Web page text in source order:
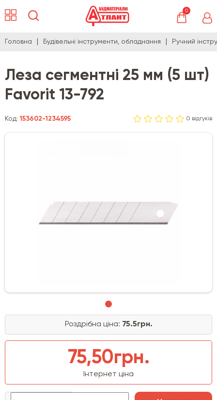
0
Головна Будівельні інструменти, обладнання Ручний
Леза сегментні 25 мм (5 шт)
Favorit 13-792
Код:153602-1234595 0 відгуків
Роздрібна ціна: 75.5грн.
75,50грн.
Інтернет ціна